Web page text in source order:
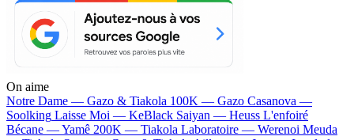
On aime
Notre Dame — Gazo & Tiakola 100K — Gazo Casanova —
Soolking Laisse Moi — KeBlack Saiyan — Heuss L'enfoiré
Bécane —Yamê 200K — Tiakola Laboratoire — Werenoi Meuda